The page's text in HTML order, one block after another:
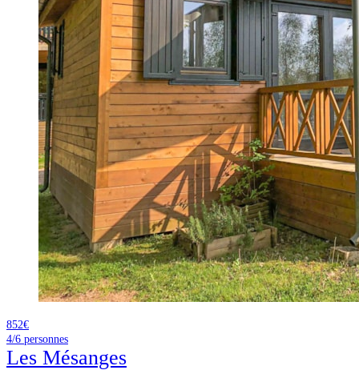
852€
4/6 personnes
Les Mésanges